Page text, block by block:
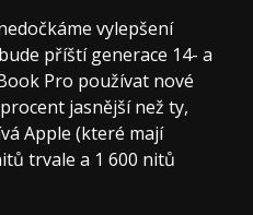
vylepšení
příští generace 14- a
Pro používat nové
jasnější než ty,
Apple (které mají
trvale a 1 600 nitů